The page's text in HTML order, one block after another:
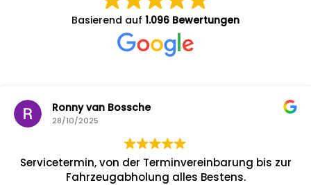
Basierend auf 1.096 Bewertungen
Ronny van Bossche
28/10/2025
Servicetermin, von der Terminvereinbarung bis zur
Fahrzeugabholung alles Bestens.